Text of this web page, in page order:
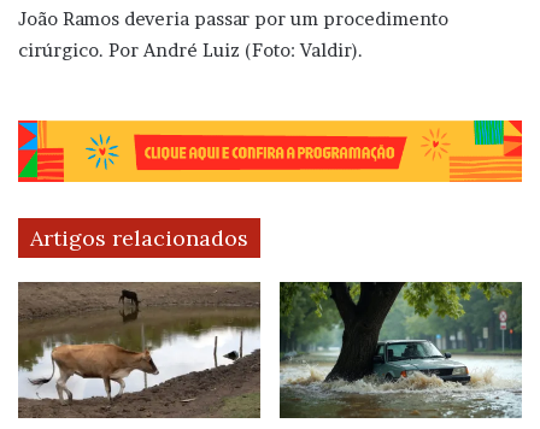
João Ramos deveria passar por um procedimento
cirúrgico. Por André Luiz (Foto: Valdir).
Artigos relacionados